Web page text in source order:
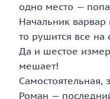
одно место —
Начальник варвар
то рушится все на
Да и шестое
мешает!
Самостоятельная,
Роман —